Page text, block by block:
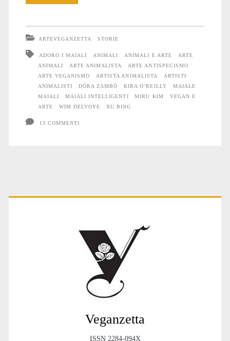
ARTEVEGANZETTA STORIE
ADORO I MAIALI ANIMALI ANIMALI E ARTE
ARTE
ANIMALI
ARTE ANIMALISTA
ARTE ANTISPECISMO
ARTE VEGANISMO
ARTISTA ANIMALISTA
ARTISTI
ANIMALISTI
DÓRA ZAMBÓ KIRA O’REILLY
MAIALE
MAIALI
MAIALI INTELLIGENTI MIRU KIM
VEGAN E
ARTE
WIM DELVOYE XU BING
13 COMMENTI
Primary
Veganzetta
ISSN 2284-094X